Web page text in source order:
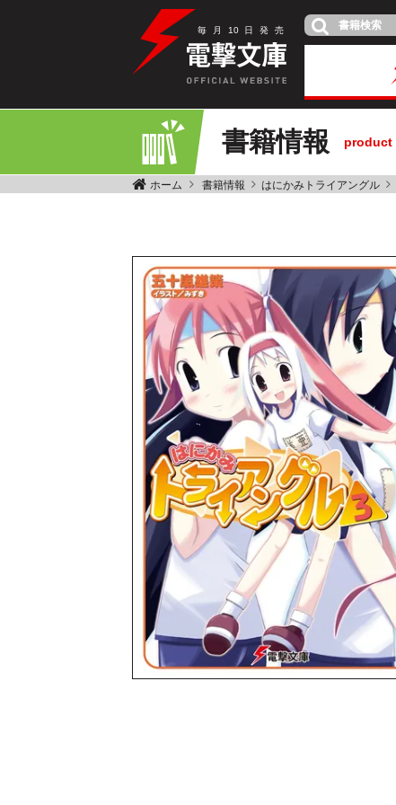
毎 月 10 日 発 売
書籍情報 product
ホーム 書籍情報 はにかみトライアングル